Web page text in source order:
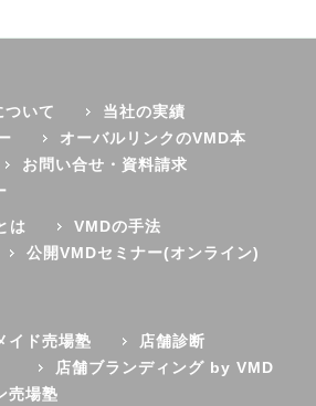
ついて
当社の実績
オーバルリンクのVMD本
お問い合せ・資料請求
は
VMDの手法
公開VMDセミナー(オンライン)
イド売場塾
店舗診断
店舗ブランディング by VMD
売場塾